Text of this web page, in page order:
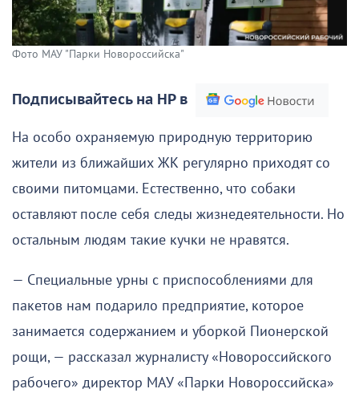
Фото МАУ "Парки Новороссийска"
Подписывайтесь на НР в
На особо охраняемую природную территорию
жители из ближайших ЖК регулярно приходят со
своими питомцами. Естественно, что собаки
оставляют после себя следы жизнедеятельности. Но
остальным людям такие кучки не нравятся.
— Специальные урны с приспособлениями для
пакетов нам подарило предприятие, которое
занимается содержанием и уборкой Пионерской
рощи, — рассказал журналисту «Новороссийского
рабочего» директор МАУ «Парки Новороссийска»